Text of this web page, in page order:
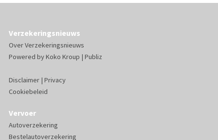
Verzekeringsnieuws
Over Verzekeringsnieuws
Powered byKoko Kroup | Publiz
Disclaimer| Privacy
Cookiebeleid
Vervoer
Autoverzekering
Bestelautoverzekering